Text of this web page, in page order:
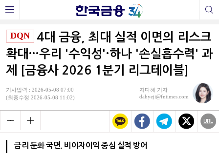
DQN
4대 금융, 최대 실적 이면의 리스크
확대…우리 '수익성'·하나 '손실흡수력' 과
제 [금융사 2026 1분기 리그테이블]
기사입력 : 2026-05-08 07:00
(최종수정 2026-05-08 11:02)
지다혜 기자
dahyeji@fntimes.com
금리 둔화 국면, 비이자이익 중심 실적 방어